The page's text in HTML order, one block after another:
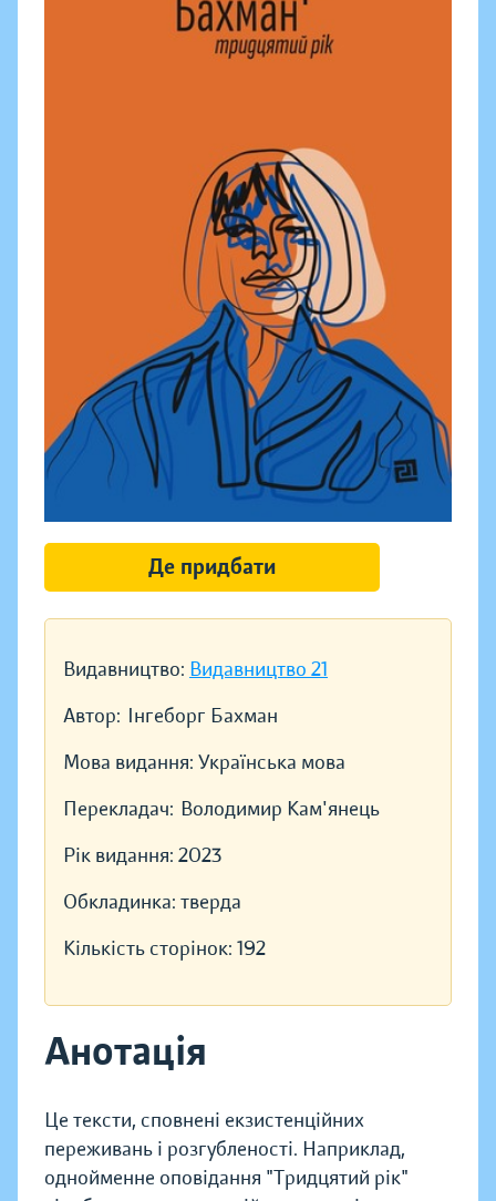
Видавництво: Видавництво 21
Автор: Інгеборг Бахман
Мова видання: Українська мова
Перекладач: Володимир Кам'янець
Рік видання: 2023
Обкладинка: тверда
Кількість сторінок: 192
Анотація
Це тексти, сповнені екзистенційних
переживань і розгубленості. Наприклад,
однойменне оповідання "Тридцятий рік"
Де придбати